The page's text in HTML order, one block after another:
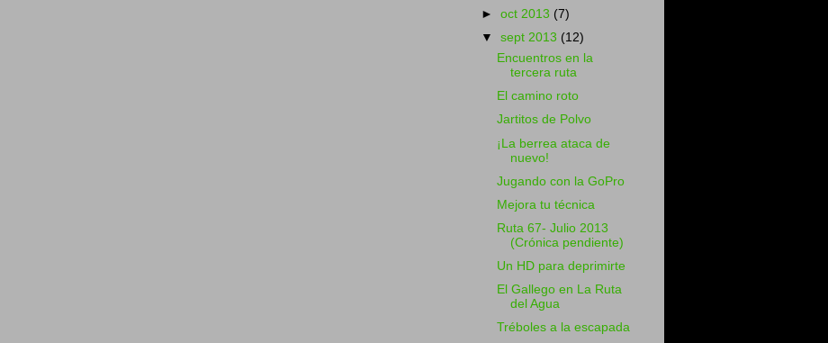
►oct 2013 (7)
▼sept 2013 (12)
Encuentros en la
tercera ruta
El camino roto
Jartitos de Polvo
¡La berrea ataca de
nuevo!
Jugando con la GoPro
Mejora tu técnica
Ruta 67- Julio 2013
(Crónica pendiente)
Un HD para deprimirte
El Gallego en La Ruta
del Agua
Tréboles a la escapada